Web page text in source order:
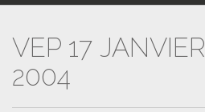
VEP 17 JANVIER
2004